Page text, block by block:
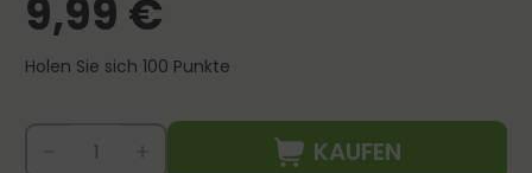
9,99 €
Holen Sie sich 100 Punkte
KAUFEN